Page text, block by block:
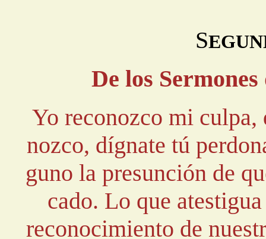
S
De los
Yo reconozco mi
nozco, dígnate tú
guno la presunción de
cado. Lo que
reconocimiento de